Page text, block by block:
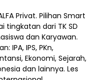
Privat. Pilihan Smart
tingkatan dari TK SD
dan Karyawan.
IPA, IPS, PKn,
Ekonomi, Sejarah,
dan lainnya. Les